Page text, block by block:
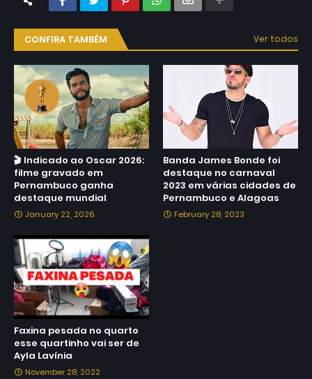
CONFIRA TAMBÉM Ver todos
🎬 Indicado ao Oscar 2026:
filme gravado em
Pernambuco ganha
destaque mundial
January 22, 2026
Banda James Bonde foi
destaque no carnaval
2023 em várias cidades de
Pernambuco e Alagoas
February 28, 2023
Faxina pesada no quarto
esse quartinho vai ser de
Ayla Lavínia
November 28, 2022